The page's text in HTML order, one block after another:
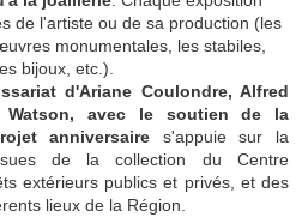
de l'artiste ou de sa production (les
monumentales, les stabiles,
bijoux, etc.).
d'Ariane Coulondre, Alfred
Watson, avec le soutien de la
anniversaire s'appuie sur la
de la collection du Centre
extérieurs publics et privés, et des
lieux de la Région.